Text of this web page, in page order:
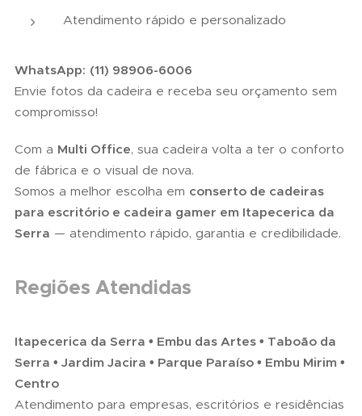
Atendimento rápido e personalizado
WhatsApp: (11) 98906-6006
Envie fotos da cadeira e receba seu orçamento sem
compromisso!
Com a Multi Office, sua cadeira volta a ter o conforto
de fábrica e o visual de nova.
Somos a melhor escolha em conserto de cadeiras
para escritório e cadeira gamer em Itapecerica da
Serra — atendimento rápido, garantia e credibilidade.
Regiões Atendidas
Itapecerica da Serra • Embu das Artes • Taboão da
Serra • Jardim Jacira • Parque Paraíso • Embu Mirim •
Centro
Atendimento para empresas, escritórios e residências